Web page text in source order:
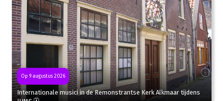
Op 9 augustus 2026
Internationale musici in de Remonstrantse Kerk Alkmaar tijdens